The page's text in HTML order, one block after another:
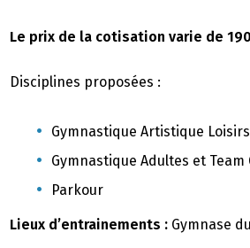
Le prix de la cotisation varie de
Disciplines proposées :
Gymnastique Artistique
Gymnastique Adultes et Team
Parkour
Lieux d’entrainements : Gymnase